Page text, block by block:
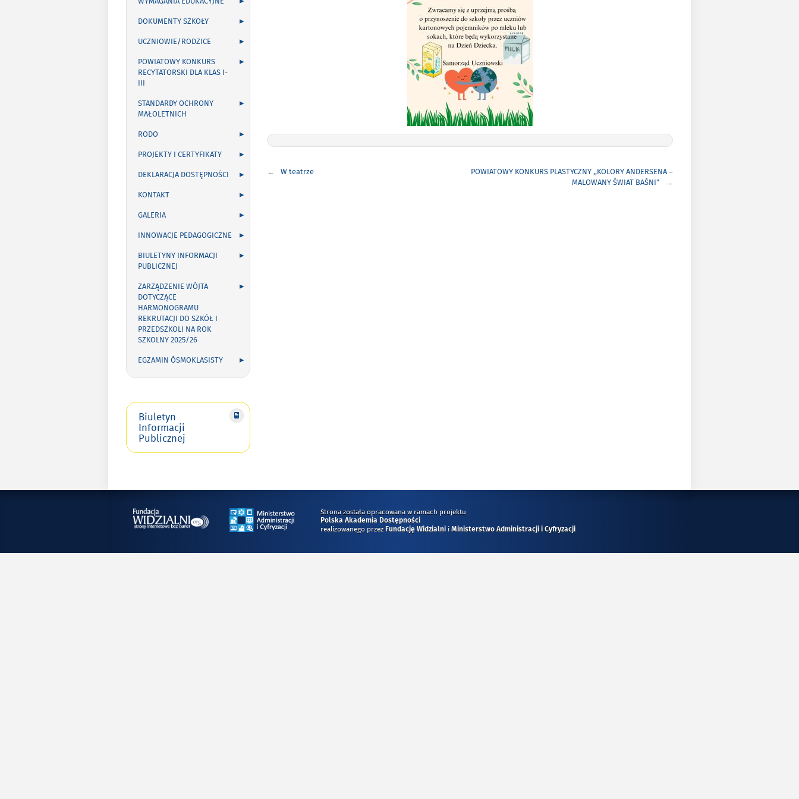
DOKUMENTY SZKOŁY
UCZNIOWIE/RODZICE
POWIATOWY KONKURS
RECYTATORSKI DLA KLAS I-
III
STANDARDY OCHRONY
MAŁOLETNICH
RODO
PROJEKTY I CERTYFIKATY
DEKLARACJA DOSTĘPNOŚCI
KONTAKT
GALERIA
INNOWACJE PEDAGOGICZNE
BIULETYNY INFORMACJI
PUBLICZNEJ
ZARZĄDZENIE WÓJTA
DOTYCZĄCE
HARMONOGRAMU
REKRUTACJI DO SZKÓŁ I
PRZEDSZKOLI NA ROK
SZKOLNY 2025/26
EGZAMIN ÓSMOKLASISTY
Biuletyn
Informacji
Publicznej
wpisu
W teatrze
POWIATOWY KONKURS PLASTYCZNY ,,KOLORY ANDERSENA –
MALOWANY ŚWIAT BAŚNI”
Strona została opracowana w ramach projektu
Polska Akademia Dostępności
realizowanego przez Fundację Widzialni i Ministerstwo Administracji i Cyfryzacji